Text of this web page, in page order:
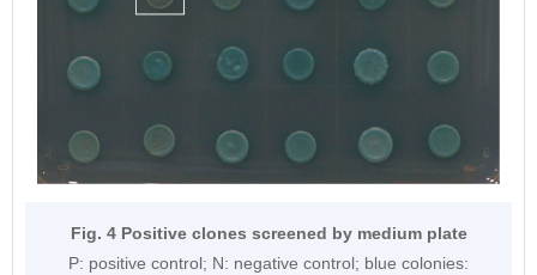
Fig. 4 Positive clones screened by medium plate
P: positive control; N: negative control; blue colonies: